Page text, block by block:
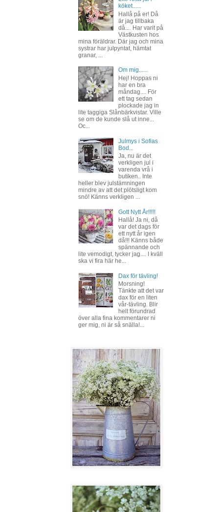
köket......
Hallå på er! Då
är jag tillbaka
då.... Har varit på
Västkusten hos
mina föräldrar. Där jag och mina
systrar har julpyntat, hämtat
granar, ...
Om mig......
Hej! Hoppas ni
har en bra
måndag.... För
ett tag sedan
plockade jag in
lite taggiga Slånbärkvistar. Ville
se om de kunde slå ut inne...
Oc...
Julmys i Sofias
Bod...
Ja, nu är det
verkligen jul i
varenda vrå i
butiken.. Inte
heller blev julstämningen
mindre av att det plötsligt kom
snö! Känns verkligen ...
Gott Nytt År!!!!!
Hallå! Ja ni, då
var det dags för
ett nytt år igen
då!!! Känns både
spännande och
lite vemodigt, tycker jag.... I kväll
ska vi fira här he...
Dax för tävling!
Morsning!
Tänkte att det var
dax för en liten
vår-tävling. Blir
helt förundrad
över alla fina kommentarer ni
ger mig, ni är så snälla!...